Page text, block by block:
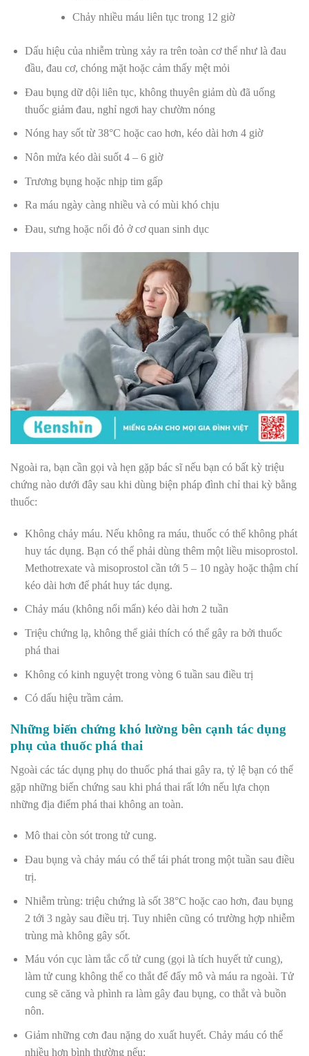
Chảy nhiều máu liên tục trong 12 giờ
Dấu hiệu của nhiễm trùng xảy ra trên toàn cơ thể như là đau
đầu, đau cơ, chóng mặt hoặc cảm thấy mệt mỏi
Đau bụng dữ dội liên tục, không thuyên giảm dù đã uống
thuốc giảm đau, nghỉ ngơi hay chườm nóng
Nóng hay sốt từ 38°C hoặc cao hơn, kéo dài hơn 4 giờ
Nôn mửa kéo dài suốt 4 – 6 giờ
Trương bụng hoặc nhịp tim gấp
Ra máu ngày càng nhiều và có mùi khó chịu
Đau, sưng hoặc nổi đỏ ở cơ quan sinh dục
Ngoài ra, bạn cần gọi và hẹn gặp bác sĩ nếu bạn có bất kỳ triệu
chứng nào dưới đây sau khi dùng biện pháp đình chỉ thai kỳ bằng
thuốc:
Không chảy máu. Nếu không ra máu, thuốc có thể không phát
huy tác dụng. Bạn có thể phải dùng thêm một liều misoprostol.
Methotrexate và misoprostol cần tới 5 – 10 ngày hoặc thậm chí
kéo dài hơn để phát huy tác dụng.
Chảy máu (không nổi mẩn) kéo dài hơn 2 tuần
Triệu chứng lạ, không thể giải thích có thể gây ra bởi thuốc
phá thai
Không có kinh nguyệt trong vòng 6 tuần sau điều trị
Có dấu hiệu trầm cảm.
Những biến chứng khó lường bên cạnh tác dụng
phụ của thuốc phá thai
Ngoài các tác dụng phụ do thuốc phá thai gây ra, tỷ lệ bạn có thể
gặp những biến chứng sau khi phá thai rất lớn nếu lựa chọn
những địa điểm phá thai không an toàn.
Mô thai còn sót trong tử cung.
Đau bụng và chảy máu có thể tái phát trong một tuần sau điều
trị.
Nhiễm trùng: triệu chứng là sốt 38°C hoặc cao hơn, đau bụng
2 tới 3 ngày sau điều trị. Tuy nhiên cũng có trường hợp nhiễm
trùng mà không gây sốt.
Máu vón cục làm tắc cổ tử cung (gọi là tích huyết tử cung),
làm tử cung không thể co thắt để đẩy mô và máu ra ngoài. Tử
cung sẽ căng và phình ra làm gây đau bụng, co thắt và buồn
nôn.
Giảm những cơn đau nặng do xuất huyết. Chảy máu có thể
nhiều hơn bình thường nếu: